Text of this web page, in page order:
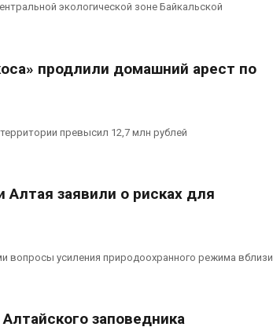
экологической зоне Байкальской
продлили домашний арест по
превысил 12,7 млн рублей
заявили о рисках для
вопросы усиления природоохранного режима вблизи
заповедника